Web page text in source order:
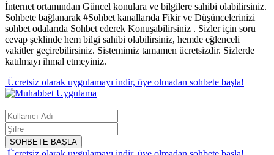
İnternet ortamından Güncel konulara ve bilgilere sahibi olabilirsiniz.
Sohbete bağlanarak #Sohbet kanallarıda Fikir ve Düşüncelerinizi
sohbet odalarıda Sohbet ederek Konuşabilirsiniz . Sizler için soru
cevap şeklinde hem bilgi sahibi olabilirsiniz, hemde eğlenceli
vakitler geçirebilirsiniz. Sistemimiz tamamen ücretsizdir. Sizlerde
katılmayı ihmal etmeyiniz.
Ücretsiz olarak uygulamayı indir, üye olmadan sohbete başla!
SOHBETE BAŞLA